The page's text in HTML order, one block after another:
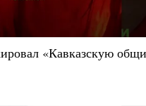
«Кавказскую